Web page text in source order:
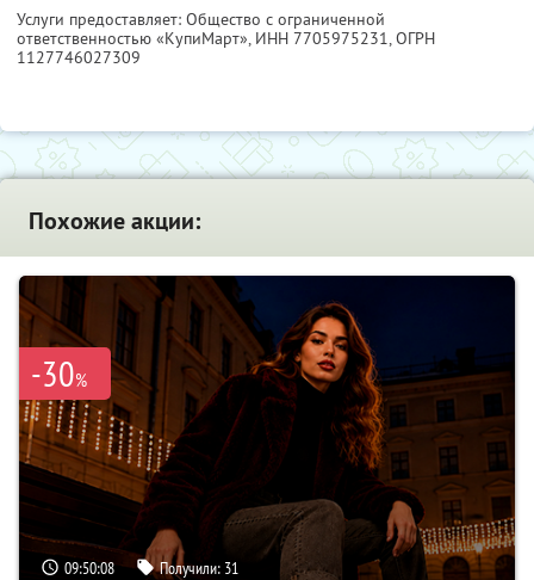
Услуги предоставляет: Общество с ограниченной
ответственностью «КупиМарт», ИНН 7705975231, ОГРН
1127746027309
Похожие акции:
-30%
09:50:08 Получили: 31